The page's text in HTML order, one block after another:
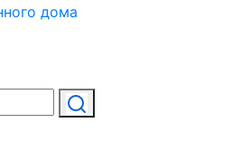
дома